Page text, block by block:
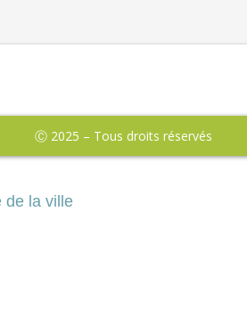
Ⓒ 2025 – Tous droits réservés
de la ville